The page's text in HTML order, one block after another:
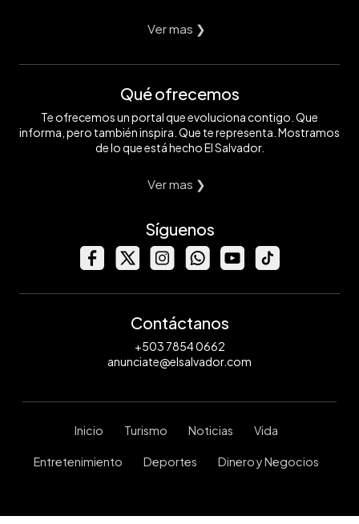
Ver mas ❯
Qué ofrecemos
Te ofrecemos un portal que evoluciona contigo. Que
informa, pero también inspira. Que te representa. Mostramos
de lo que está hecho El Salvador.
Ver mas ❯
Síguenos
Contáctanos
+503 7854 0662
anunciate@elsalvador.com
Inicio Turismo Noticias Vida
Entretenimiento Deportes Dinero y Negocios